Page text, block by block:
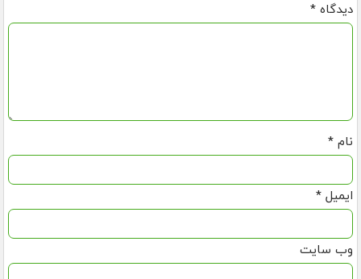
دیدگاه *
نام *
ایمیل *
وب‌ سایت